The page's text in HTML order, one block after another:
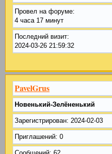
Провел на форуме:
4 часа 17 минут
Последний визит:
2024-03-26 21:59:32
PavelGrus
Новенький-Зелёненький
Зарегистрирован: 2024-02-03
Приглашений: 0